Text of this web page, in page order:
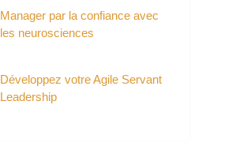
Manager par la confiance avec
les neurosciences
Développez votre Agile Servant
Leadership